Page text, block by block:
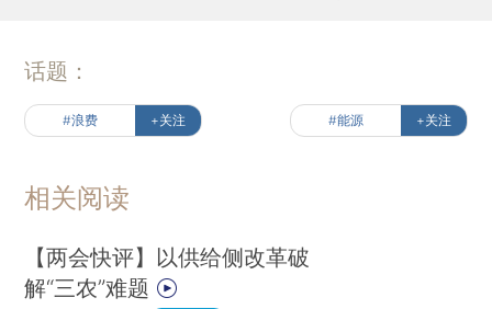
话题：
#浪费 +关注 #能源 +关注
相关阅读
【两会快评】以供给侧改革破
解“三农”难题